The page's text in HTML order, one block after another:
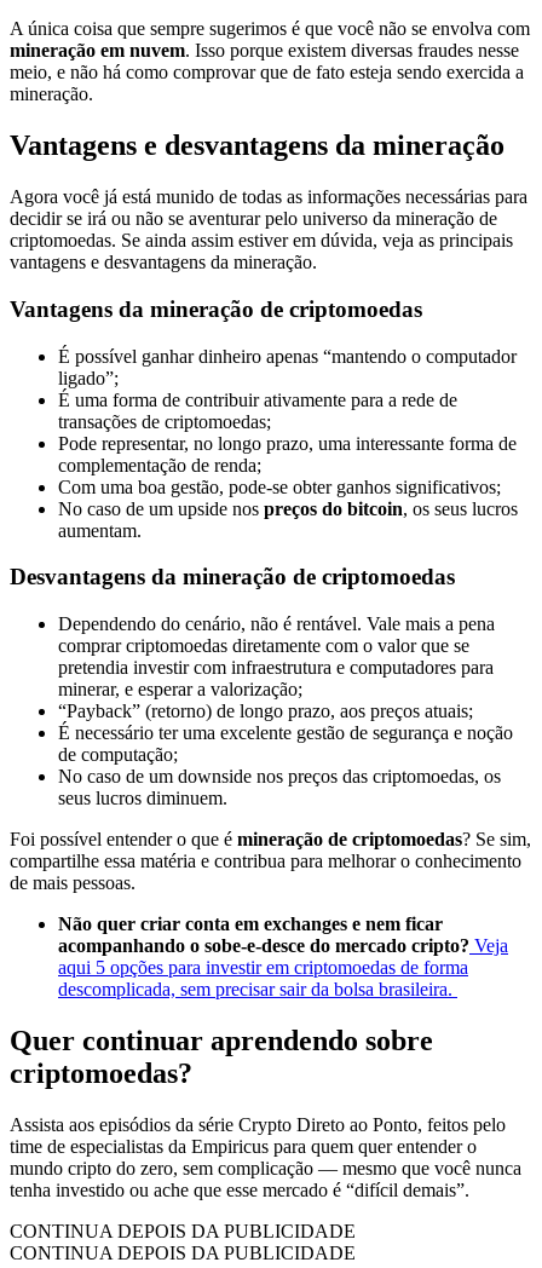
A única coisa que sempre sugerimos é que você não se envolva com
mineração em nuvem. Isso porque existem diversas fraudes nesse
meio, e não há como comprovar que de fato esteja sendo exercida a
mineração.
Vantagens e desvantagens da mineração
Agora você já está munido de todas as informações necessárias para
decidir se irá ou não se aventurar pelo universo da mineração de
criptomoedas. Se ainda assim estiver em dúvida, veja as principais
vantagens e desvantagens da mineração.
Vantagens da mineração de criptomoedas
É possível ganhar dinheiro apenas “mantendo o computador
ligado”;
É uma forma de contribuir ativamente para a rede de
transações de criptomoedas;
Pode representar, no longo prazo, uma interessante forma de
complementação de renda;
Com uma boa gestão, pode-se obter ganhos significativos;
No caso de um upside nos preços do bitcoin, os seus lucros
aumentam.
Desvantagens da mineração de criptomoedas
Dependendo do cenário, não é rentável. Vale mais a pena
comprar criptomoedas diretamente com o valor que se
pretendia investir com infraestrutura e computadores para
minerar, e esperar a valorização;
“Payback” (retorno) de longo prazo, aos preços atuais;
É necessário ter uma excelente gestão de segurança e noção
de computação;
No caso de um downside nos preços das criptomoedas, os
seus lucros diminuem.
Foi possível entender o que é mineração de criptomoedas? Se sim,
compartilhe essa matéria e contribua para melhorar o conhecimento
de mais pessoas.
Não quer criar conta em exchanges e nem ficar
acompanhando o sobe-e-desce do mercado cripto? Veja
aqui 5 opções para investir em criptomoedas de forma
descomplicada, sem precisar sair da bolsa brasileira.
Quer continuar aprendendo sobre
criptomoedas?
Assista aos episódios da série Crypto Direto ao Ponto, feitos pelo
time de especialistas da Empiricus para quem quer entender o
mundo cripto do zero, sem complicação — mesmo que você nunca
tenha investido ou ache que esse mercado é “difícil demais”.
CONTINUA DEPOIS DA PUBLICIDADE
CONTINUA DEPOIS DA PUBLICIDADE